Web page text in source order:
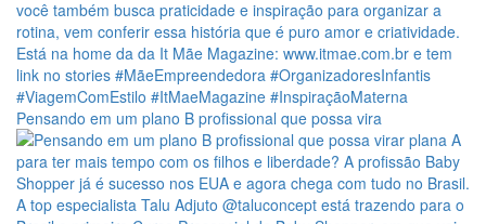
Pensando em um plano B profissional que possa vira